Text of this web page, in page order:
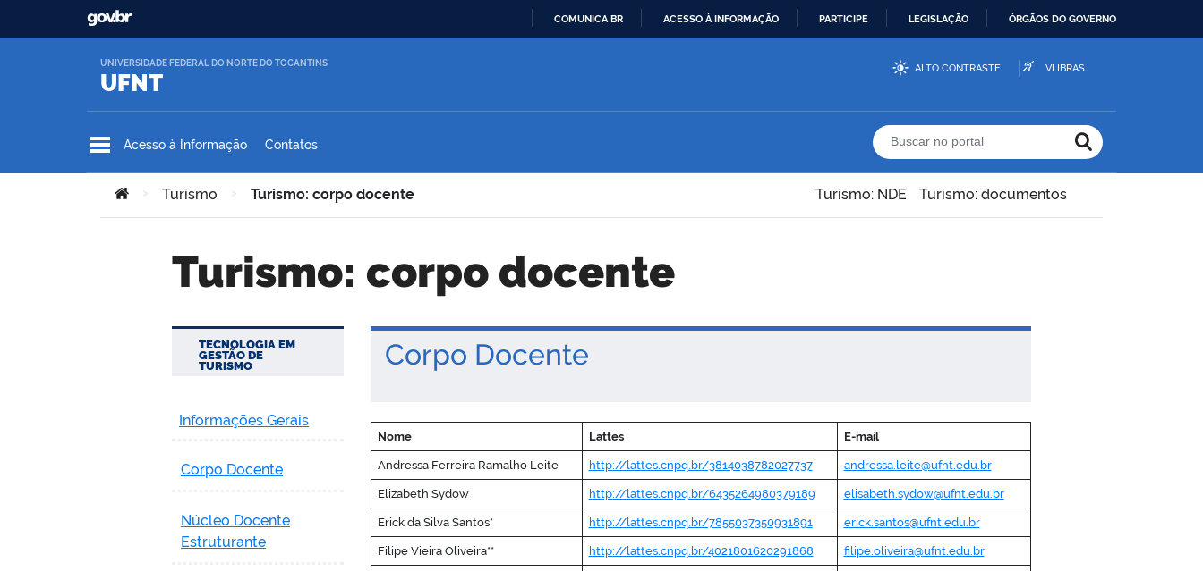
Ir para o conteúdo
CONTEÚDO
COMUNICA BR ACESSO À INFORMAÇÃO PARTICIPE LEGISLAÇÃO ÓRGÃOS DO GOVERNO
UNIVERSIDADE FEDERAL DO NORTE DO TOCANTINS
UFNT
ALTO CONTRASTE VLIBRAS
Acesso à Informação Contatos Buscar no portal
Você está aqui:
> Turismo > Turismo: corpo docente Turismo: NDE Turismo: documentos
Turismo: corpo docente
TECNOLOGIA EM
GESTÃO DE
TURISMO
Informações Gerais
Corpo Docente
Núcleo Docente
Estruturante
Corpo Docente
Nome Lattes E-mail
Andressa Ferreira Ramalho Leite http://lattes.cnpq.br/3814038782027737 andressa.leite@ufnt.edu.br
Elizabeth Sydow http://lattes.cnpq.br/6435264980379189 elisabeth.sydow@ufnt.edu.br
Erick da Silva Santos* http://lattes.cnpq.br/7855037350931891 erick.santos@ufnt.edu.br
Filipe Vieira Oliveira** http://lattes.cnpq.br/4021801620291868 filipe.oliveira@ufnt.edu.br